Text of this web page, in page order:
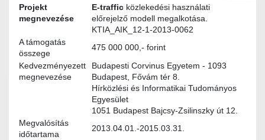
Projekt
megnevezése
E-traffic közlekedési használati
előrejelző modell megalkotása.
KTIA_AIK_12-1-2013-0062
A támogatás
összege
475 000 000,- forint
Kedvezményezett
megnevezése
Budapesti Corvinus Egyetem - 1093
Budapest, Fővám tér 8.
Hírközlési és Informatikai Tudományos
Egyesület
1051 Budapest Bajcsy-Zsilinszky út 12.
Megvalósítás
időtartama
2013.04.01.-2015.03.31.